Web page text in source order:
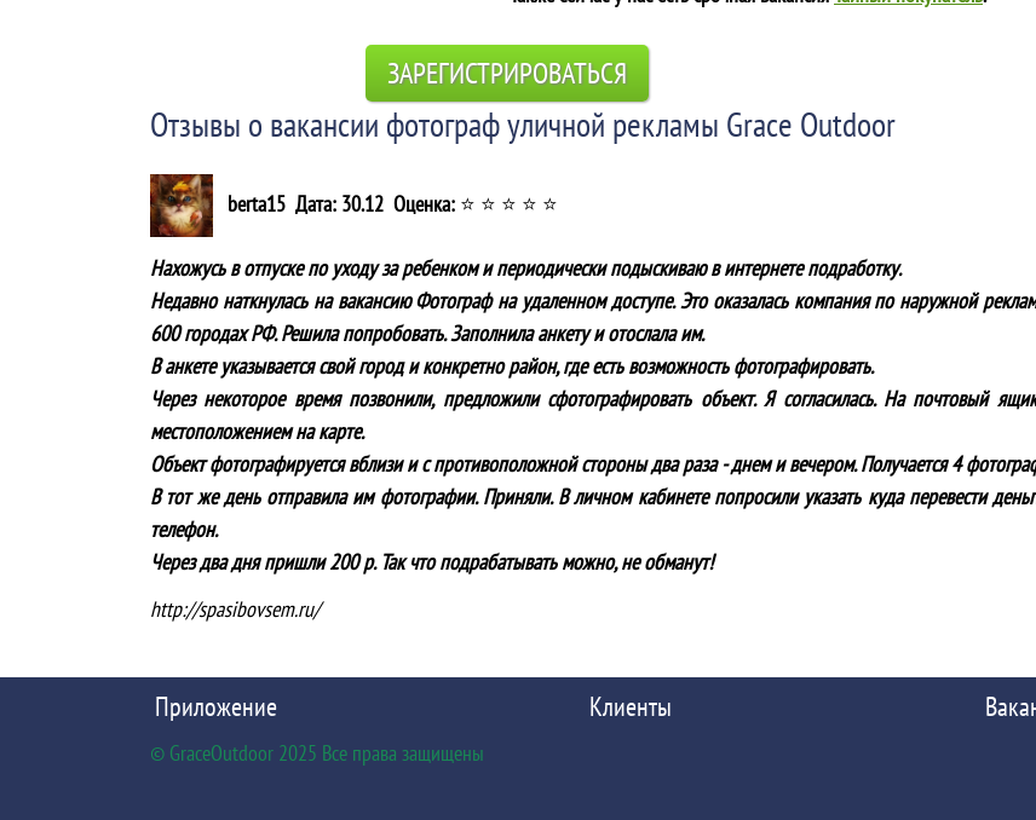
ЗАРЕГИСТРИРОВАТЬСЯ
Отзывы о вакансии фотограф уличной рекламы Grace Outdoor
berta15 Дата: 30.12 Оценка: ⭐ ⭐ ⭐ ⭐ ⭐
Нахожусь в отпуске по уходу за ребенком и периодически подыскиваю в интернете подработку.
Недавно наткнулась на вакансию Фотограф на удаленном доступе. Это оказалась компания по наружной
600 городах РФ. Решила попробовать. Заполнила анкету и отослала им.
В анкете указывается свой город и конкретно район, где есть возможность фотографировать.
Через некоторое время позвонили, предложили сфотографировать объект. Я согласилась. На почтовый
местоположением на карте.
Объект фотографируется вблизи и с противоположной стороны два раза - днем и вечером. Получается 4
В тот же день отправила им фотографии. Приняли. В личном кабинете попросили указать куда перевести
телефон.
Через два дня пришли 200 р. Так что подрабатывать можно, не обманут!
http://spasibovsem.ru/
Приложение Клиенты
© GraceOutdoor 2025 Все права защищены